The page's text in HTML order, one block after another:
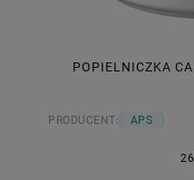
POPIELNICZKA
PRODUCENT: APS